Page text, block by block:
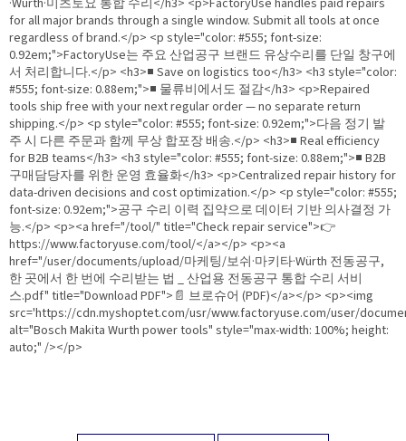
·Würth·미츠토요 통합 수리</h3> <p>FactoryUse handles paid repairs
for all major brands through a single window. Submit all tools at once
regardless of brand.</p> <p style="color: #555; font-size:
0.92em;">FactoryUse는 주요 산업공구 브랜드 유상수리를 단일 창구에
서 처리합니다.</p> <h3>■ Save on logistics too</h3> <h3 style="color:
#555; font-size: 0.88em;">■ 물류비에서도 절감</h3> <p>Repaired
tools ship free with your next regular order — no separate return
shipping.</p> <p style="color: #555; font-size: 0.92em;">다음 정기 발
주 시 다른 주문과 함께 무상 합포장 배송.</p> <h3>■ Real efficiency
for B2B teams</h3> <h3 style="color: #555; font-size: 0.88em;">■ B2B
구매담당자를 위한 운영 효율화</h3> <p>Centralized repair history for
data-driven decisions and cost optimization.</p> <p style="color: #555;
font-size: 0.92em;">공구 수리 이력 집약으로 데이터 기반 의사결정 가
능.</p> <p><a href="/tool/" title="Check repair service">👉
https://www.factoryuse.com/tool/</a></p> <p><a
href="/user/documents/upload/마케팅/보쉬·마키타·Würth 전동공구,
한 곳에서 한 번에 수리받는 법 _ 산업용 전동공구 통합 수리 서비
스.pdf" title="Download PDF">📄 브로슈어 (PDF)</a></p> <p><img
src='https://cdn.myshoptet.com/usr/www.factoryuse.com/user/
alt="Bosch Makita Wurth power tools" style="max-width: 100%; height:
auto;" /></p>